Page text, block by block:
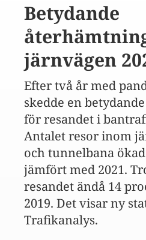
Betydande
järnvägen
Efter två år med
skedde en
för resandet i
Antalet resor inom
och tunnelbana
jämfört med 2021.
resandet ändå 14
2019. Det visar ny
Trafikanalys.